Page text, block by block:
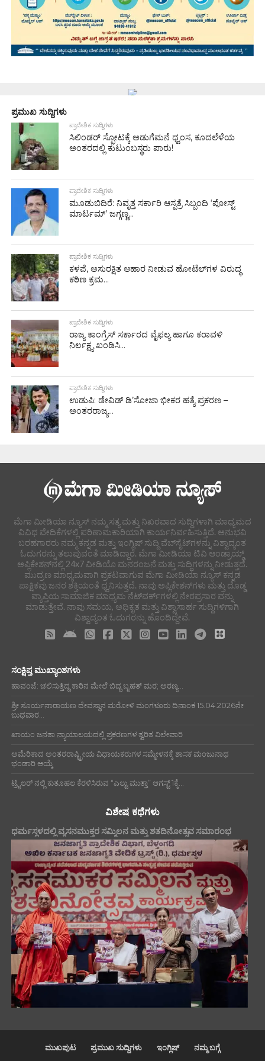
ಪ್ರಮುಖ ಸುದ್ದಿಗಳು
ಪ್ರಾದೇಶಿಕ ಸುದ್ದಿಗಳು
ಸಿಲಿಂಡರ್ ಸ್ಫೋಟಕ್ಕೆ ಅಡುಗೆಮನೆ ಧ್ವಂಸ, ಕೂದಲೆಳೆಯ
ಅಂತರದಲ್ಲಿ ಕುಟುಂಬಸ್ಥರು ಪಾರು!
ಪ್ರಾದೇಶಿಕ ಸುದ್ದಿಗಳು
ಮೂಡುಬಿದಿರೆ: ನಿವೃತ್ತ ಸರ್ಕಾರಿ ಆಸ್ಪತ್ರೆ ಸಿಬ್ಬಂದಿ ‘ಪೋಸ್ಟ್
ಮಾರ್ಟಮ್’ ಜಗ್ಗಣ್ಣ...
ಪ್ರಾದೇಶಿಕ ಸುದ್ದಿಗಳು
ಕಳಪೆ, ಅಸುರಕ್ಷಿತ ಆಹಾರ ನೀಡುವ ಹೋಟೆಲ್‌ಗಳ ವಿರುದ್ಧ
ಕಠಿಣ ಕ್ರಮ...
ಪ್ರಾದೇಶಿಕ ಸುದ್ದಿಗಳು
ರಾಜ್ಯ ಕಾಂಗ್ರೆಸ್ ಸರ್ಕಾರದ ವೈಫಲ್ಯ ಹಾಗೂ ಕರಾವಳಿ
ನಿರ್ಲಕ್ಷ್ಯ ಖಂಡಿಸಿ...
ಪ್ರಾದೇಶಿಕ ಸುದ್ದಿಗಳು
ಉಡುಪಿ: ಡೇವಿಡ್ ಡಿ’ಸೋಜಾ ಭೀಕರ ಹತ್ಯೆ ಪ್ರಕರಣ –
ಅಂತರರಾಜ್ಯ...
ಮೆಗಾ ಮೀಡಿಯಾ ನ್ಯೂಸ್ ನಮ್ಮ ಸತ್ಯ ಮತ್ತು ನಿಖರವಾದ ಸುದ್ದಿಗಳಾಗಿ ಮಾಧ್ಯಮದ
ವಿವಿಧ ವೇದಿಕೆಗಳಲ್ಲಿ ಪರಿಣಾಮಕಾರಿಯಾಗಿ ಕಾರ್ಯನಿರ್ವಹಿಸುತ್ತಿದೆ. ಅನುಭವಿ
ಬರಹಗಾರರು ನಮ್ಮ ಕನ್ನಡ ಮತ್ತು ಇಂಗ್ಲಿಷ್ ಸುದ್ದಿ ವೆಬ್‌ಸೈಟ್‌ಗಳನ್ನು ವಿಶ್ವಾದ್ಯಂತ
ಓದುಗರನ್ನು ತಲುಪುವಂತೆ ಮಾಡಿದ್ದಾರೆ. ಮೆಗಾ ಮೀಡಿಯಾ ಟಿವಿ ಆಂಡ್ರಾಯ್ಡ್
ಅಪ್ಲಿಕೇಶನ್‌ನಲ್ಲಿ 24x7 ವೀಡಿಯೊ ಮನರಂಜನೆ ಮತ್ತು ಸುದ್ದಿಗಳನ್ನು ನೀಡುತ್ತದೆ.
ಮುದ್ರಣ ಮಾಧ್ಯಮವಾಗಿ ಪ್ರಕಟವಾಗುವ ಮೆಗಾ ಮೀಡಿಯಾ ನ್ಯೂಸ್ ಕನ್ನಡ
ಪಾಕ್ಷಿಕವು ಜನರ ಶಕ್ತಿಯಂತೆ ಧ್ವನಿಸುತ್ತದೆ. ನಾವು ಅಪ್ಲಿಕೇಶನ್‌ಗಳು ಮತ್ತು ದೊಡ್ಡ
ವ್ಯಾಪ್ತಿಯ ಸಾಮಾಜಿಕ ಮಾಧ್ಯಮ ನೆಟ್‌ವರ್ಕ್‌ಗಳಲ್ಲಿ ನೇರಪ್ರಸಾರ ವನ್ನು
ಮಾಡುತ್ತೇವೆ. ನಾವು ಸಮಯ, ಅಧಿಕೃತ ಮತ್ತು ವಿಶ್ವಾಸಾರ್ಹ ಸುದ್ದಿಗಳಿಗಾಗಿ
ವಿಶ್ವಾದ್ಯಂತ ಓದುಗರನ್ನು ಹೊಂದಿದ್ದೇವೆ.
ಸಂಕ್ಷಿಪ್ತ ಮುಖ್ಯಾಂಶಗಳು
ಹಾವಂಜೆ: ಚಲಿಸುತ್ತಿದ್ದ ಕಾರಿನ ಮೇಲೆ ಬಿದ್ದ ಬೃಹತ್ ಮರ; ಅರಣ್ಯ...
ಶ್ರೀ ಸೂರ್ಯನಾರಾಯಣ ದೇವಸ್ಥಾನ ಮರೋಳಿ ಮಂಗಳೂರು ದಿನಾಂಕ 15.04.2026ನೇ
ಬುಧವಾರ...
ಖಾಯಂ ಜನತಾ ನ್ಯಾಯಾಲಯದಲ್ಲಿ ಪ್ರಕರಣಗಳ ತ್ವರಿತ ವಿಲೇವಾರಿ
ಅಮೆರಿಕಾದ ಅಂತರರಾಷ್ಟ್ರೀಯ ವಿಧಾಯಕರುಗಳ ಸಮ್ಮೇಳನಕ್ಕೆ ಶಾಸಕ ಮಂಜುನಾಥ
ಭಂಡಾರಿ ಆಯ್ಕೆ
ಟ್ರೈಲರ್ ನಲ್ಲಿ ಕುತೂಹಲ ಕೆರಳಿಸಿರುವ “ಎಲ್ಟು ಮುತ್ತಾ” ಆಗಸ್ಟ್ 1ಕ್ಕೆ...
ವಿಶೇಷ ಕಥೆಗಳು
ಧರ್ಮಸ್ಥಳದಲ್ಲಿ ವ್ಯಸನಮುಕ್ತರ ಸಮ್ಮಿಲನ ಮತ್ತು ಶತದಿನೋತ್ಸವ ಸಮಾರಂಭ
ಮುಖಪುಟ ಪ್ರಮುಖ ಸುದ್ದಿಗಳು ಇಂಗ್ಲಿಷ್ ನಮ್ಮ ಬಗ್ಗೆ